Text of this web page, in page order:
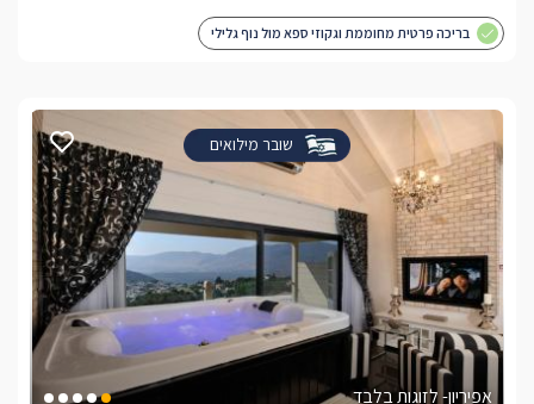
בריכה פרטית מחוממת וגקוזי ספא מול נוף גלילי
שובר מילואים
אפיריון- לזוגות בלבד